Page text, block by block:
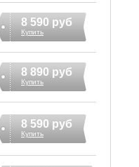
8 590 руб
Купить
8 890 руб
Купить
8 590 руб
Купить